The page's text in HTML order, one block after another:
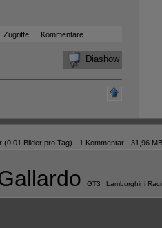
Zugriffe Kommentare
Diashow
(0,01 Bilder pro Tag) - 1 Kommentar - 31,96
GT3 Lamborghini